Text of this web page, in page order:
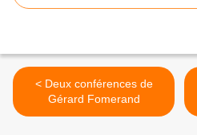
< Deux conférences de
Gérard Fomerand